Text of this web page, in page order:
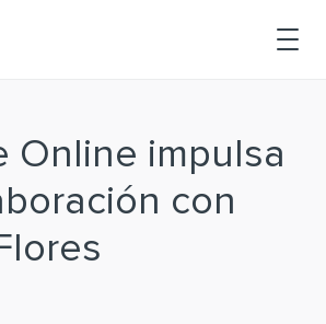
Online impulsa
con